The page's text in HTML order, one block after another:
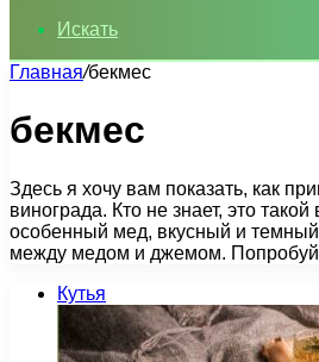
Искать
Главная/бекмес
бекмес
Здесь я хочу вам показать, как
винограда. Кто не знает, это
особенный мед, вкусный и
между медом и джемом.
Кутья